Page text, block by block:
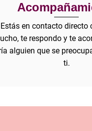
Estás en contacto directo
te respondo y te
alguien que se
ti.